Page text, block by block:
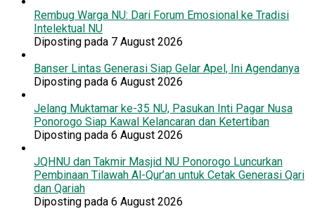
Rembug Warga NU: Dari Forum Emosional ke Tradisi
Intelektual NU
Diposting pada 7 August 2026
Banser Lintas Generasi Siap Gelar Apel, Ini Agendanya
Diposting pada 6 August 2026
Jelang Muktamar ke-35 NU, Pasukan Inti Pagar Nusa
Ponorogo Siap Kawal Kelancaran dan Ketertiban
Diposting pada 6 August 2026
JQHNU dan Takmir Masjid NU Ponorogo Luncurkan
Pembinaan Tilawah Al-Qur’an untuk Cetak Generasi Qari
dan Qariah
Diposting pada 6 August 2026